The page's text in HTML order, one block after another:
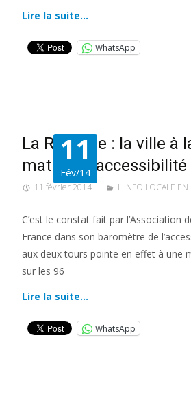
Lire la suite…
WhatsApp
11
Fév/14
La Rochelle : la ville à
matière d’accessibilité
11 février 2014 L'INFO LOCALE
C’est le constat fait par l’Association
France dans son baromètre de
aux deux tours pointe en effet à une
sur les 96
Lire la suite…
WhatsApp